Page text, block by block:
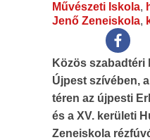
Művészeti Iskola,
Jenő Zeneiskola,
Közös szabadtéri
Újpest szívében,
téren az újpesti
és a XV. kerületi
Zeneiskola